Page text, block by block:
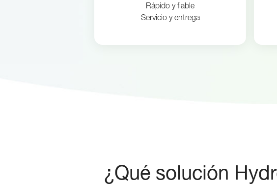
Rápido y fiable
Servicio y entrega
¿Qué solución